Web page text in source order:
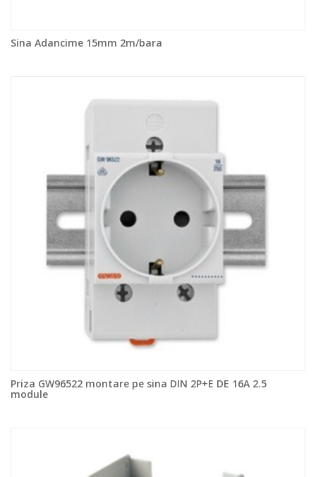
Sina Adancime 15mm 2m/bara
Priza GW96522 montare pe sina DIN 2P+E DE 16A 2.5
module